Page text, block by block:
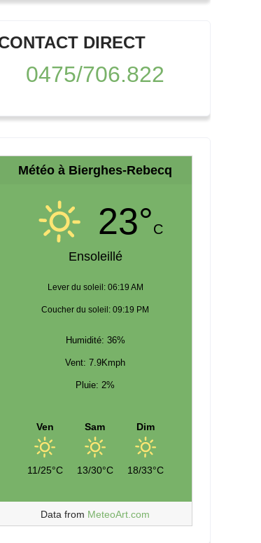
DIRECT
0475/706.822
Météo à Bierghes-Rebecq
23°C
Ensoleillé
Lever du soleil: 06:19 AM
Coucher du soleil: 09:19 PM
Humidité: 36%
Vent: 7.9Kmph
Pluie: 2%
Ven
11/25°C
Sam
13/30°C
Dim
18/33°C
Data from MeteoArt.com